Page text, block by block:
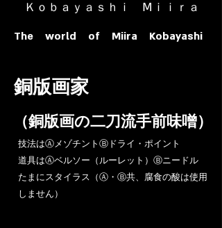
ｏｂａｙａｓｈｉ Ⅿｉｉｒａ​
The world of Miira Kobayashi
​銅版画家
​（銅版画の二刀流手前味噌）
​技法はⒶメゾチントⒷドライ・ポイント
道具はⒶベルソー（ルーレット）Ⓑニードル
​たまにスタイラス（Ⓐ・Ⓑ共、腐食の酸は使用
しません）